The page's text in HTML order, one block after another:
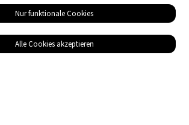
Nur funktionale Cookies
Alle Cookies akzeptieren